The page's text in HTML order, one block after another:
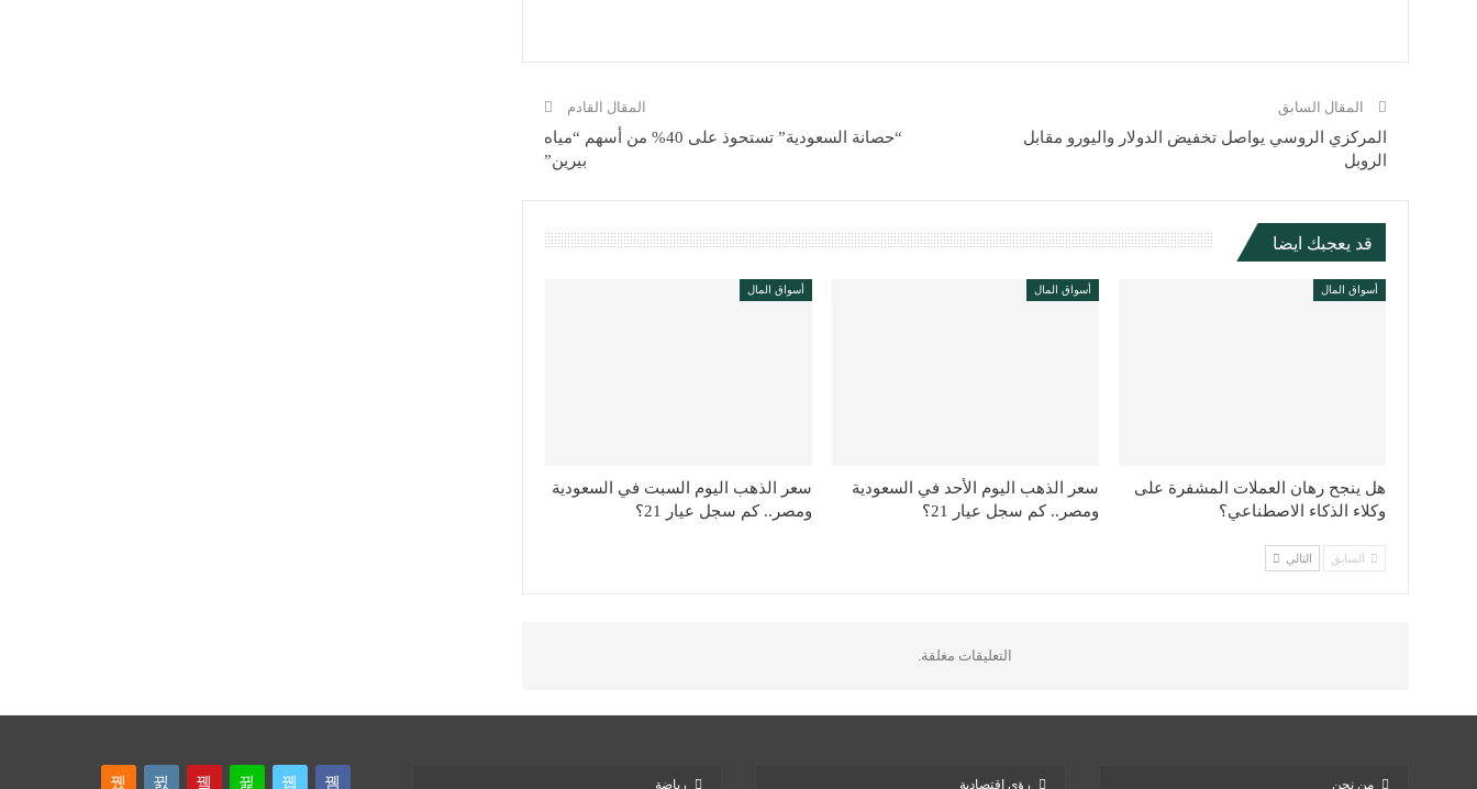
المقال السابق
المركزي الروسي يواصل تخفيض الدولار واليورو مقابل
الروبل
المقال القادم
“حصانة السعودية” تستحوذ على 40% من أسهم “مياه
بيرين”
قد يعجبك ايضا
أسواق المال
هل ينجح رهان العملات المشفرة على
وكلاء الذكاء الاصطناعي؟
أسواق المال
سعر الذهب اليوم الأحد في السعودية
ومصر.. كم سجل عيار 21؟
أسواق المال
سعر الذهب اليوم السبت في السعودية
ومصر.. كم سجل عيار 21؟
السابق التالي
التعليقات مغلقة.
من نحن رؤى اقتصادية رياضة